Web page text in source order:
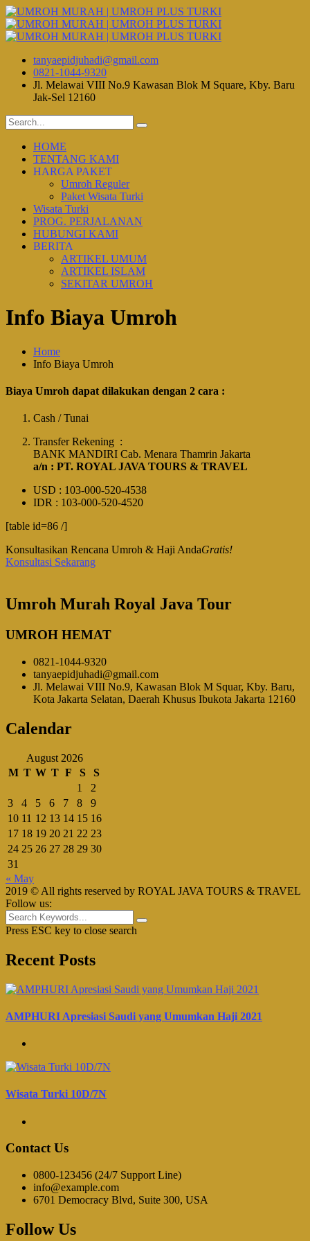
tanyaepidjuhadi@gmail.com
0821-1044-9320
Jl. Melawai VIII No.9 Kawasan Blok M Square, Kby. Baru
Jak-Sel 12160
HOME
TENTANG KAMI
HARGA PAKET
Umroh Reguler
Paket Wisata Turki
Wisata Turki
PROG. PERJALANAN
HUBUNGI KAMI
BERITA
ARTIKEL UMUM
ARTIKEL ISLAM
SEKITAR UMROH
Info Biaya Umroh
Home
Info Biaya Umroh
Biaya Umroh dapat dilakukan dengan 2 cara :
Cash / Tunai
Transfer Rekening :
BANK MANDIRI Cab. Menara Thamrin Jakarta
a/n : PT. ROYAL JAVA TOURS & TRAVEL
USD : 103-000-520-4538
IDR : 103-000-520-4520
[table id=86 /]
Konsultasikan Rencana Umroh & Haji AndaGratis!
Konsultasi Sekarang
Umroh Murah Royal Java Tour
UMROH HEMAT
0821-1044-9320
tanyaepidjuhadi@gmail.com
Jl. Melawai VIII No.9, Kawasan Blok M Squar, Kby. Baru,
Kota Jakarta Selatan, Daerah Khusus Ibukota Jakarta 12160
Calendar
August 2026
M T W T F S
S
1
2
3
4 5 6 7 8
9
10 11 12 13 14 15 16
17 18 19 20 21 22 23
24 25 26 27 28 29 30
31
« May
2019 © All rights reserved by ROYAL JAVA TOURS & TRAVEL
Follow us:
Press ESC key to close search
Recent Posts
AMPHURI Apresiasi Saudi yang Umumkan Haji 2021
Wisata Turki 10D/7N
Contact Us
0800-123456 (24/7 Support Line)
info@example.com
6701 Democracy Blvd, Suite 300, USA
Follow Us